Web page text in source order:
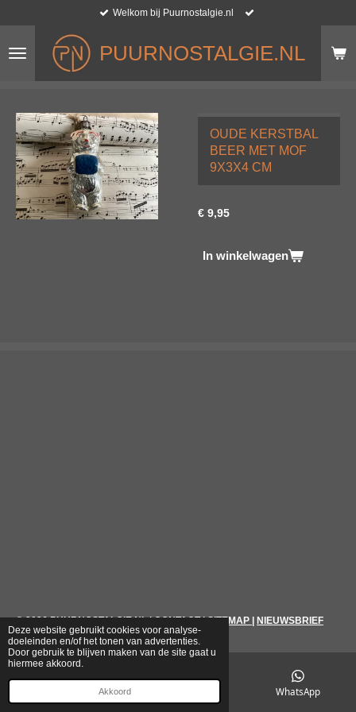
Deze website gebruikt cookies voor analyse-
doeleinden en/of het tonen van advertenties.
Door gebruik te blijven maken van de site gaat u
hiermee akkoord.
Akkoord
naar
hoofdinhoud
PUURNOSTALGIE.NL
Welkom bij Puurnostalgie.nl
OUDE KERSTBAL
BEER MET MOF
9X3X4 CM
€ 9,95
In winkelwagen
© 2026 PUURNOSTALGIE.NL|CONTACT|SITEMAP NIEUWSBRIEF
WhatsApp